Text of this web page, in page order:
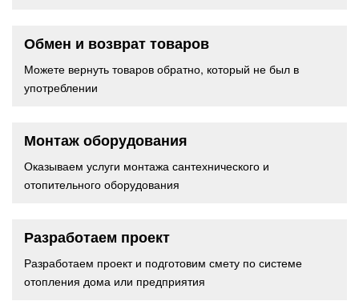
Обмен и возврат товаров
Можете вернуть товаров обратно, который не был в
употреблении
Монтаж оборудования
Оказываем услуги монтажа сантехнического и
отопительного оборудования
Разработаем проект
Разработаем проект и подготовим смету по системе
отопления дома или предприятия